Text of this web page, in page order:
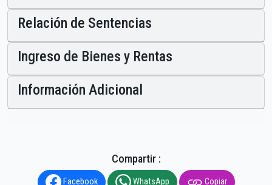
Relación de Sentencias
Ingreso de Bienes y Rentas
Información Adicional
Compartir :
Facebook WhatsApp Copiar